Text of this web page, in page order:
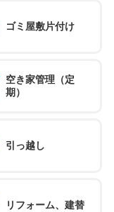
ゴミ屋敷片付け
空き家管理（定
期）
引っ越し
リフォーム、建替